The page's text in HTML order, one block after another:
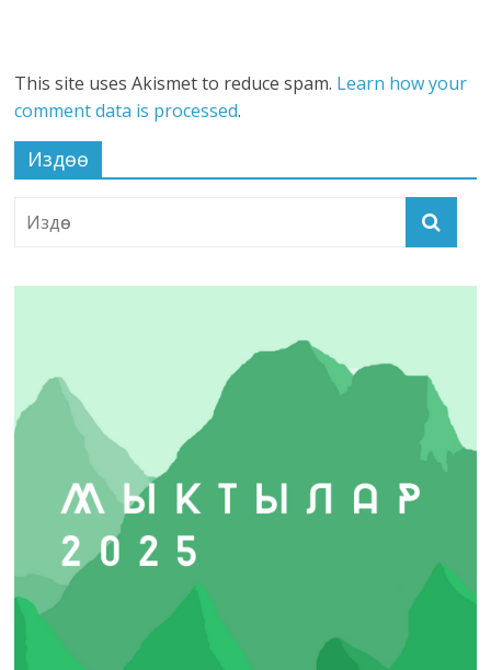
This site uses Akismet to reduce spam. Learn how your
comment data is processed.
Издөө